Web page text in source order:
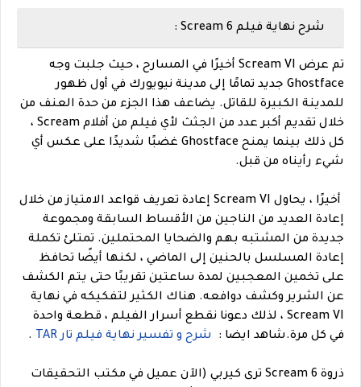
شرح نهاية فيلم Scream 6 :
تم عرض Scream VI أخيرًا في المسارح ، حيث جلبت وجه
Ghostface جديد تمامًا إلى مدينة نيويورك في أول ظهور
للمدينة الكبيرة للقاتل. يضاعف هذا الجزء من حدة العنف من
خلال تقديم أكبر عدد من الجثث لأي فيلم من أفلام Scream ،
كل ذلك بينما يمنح Ghostface غضبًا شديدًا على عكس أي
شيء رأيناه من قبل.
أخيرًا ، يحاول Scream VI إعادة تعريف قواعد الامتياز من خلال
إعادة العديد من الناجين من الأقساط السابقة ومجموعة
جديدة من المشتبه بهم والضحايا المحتملين. تمتلئ تكملة
إعادة المسلسل بالحنين إلى الماضي ، لكنها أيضًا تحافظ
على تخمين المعجبين لمدة ساعتين تقريبًا حتى يتم الكشف
عن الشرير وكشف دوافعه. هناك الكثير لتفكيكه في نهاية
Scream VI ، لذلك دعونا نقطع أسرار الفيلم ، قطعة واحدة
في كل مرة.شاهد ايضا : شرح و تفسير نهاية فيلم تار TAR .
ذروة Scream 6 ترى كيربي (الآن عميل في مكتب التحقيقات